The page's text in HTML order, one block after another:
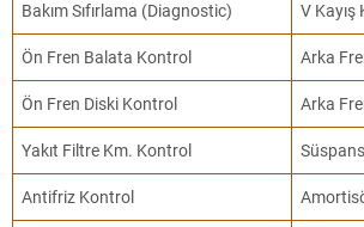
Bakım Sıfırlama (Diagnostic) V Kayış
Ön Fren Balata Kontrol Arka
Ön Fren Diski Kontrol Arka
Yakıt Filtre Km. Kontrol
Antifriz Kontrol